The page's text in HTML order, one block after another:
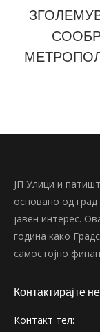
ЈП Улици и
основано од
јавен интерес.
година како
самостојно
Контактирајте не
Контакт тел: